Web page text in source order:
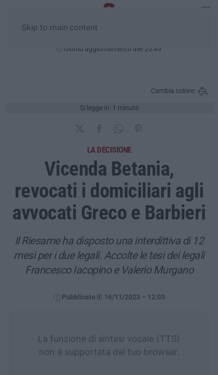
Skip to main content
Ultimo aggiornamento alle 20:49
Si legge in: 1 minuto
Cambia colore:
LA DECISIONE
Vicenda Betania,
revocati i domiciliari agli
avvocati Greco e Barbieri
Il Riesame ha disposto una interdittiva di 12
mesi per i due legali. Accolte le tesi dei legali
Francesco Iacopino e Valerio Murgano
Pubblicato il: 16/11/2023 – 12:03
La funzione di sintesi vocale (TTS)
non è supportata dal tuo browser.